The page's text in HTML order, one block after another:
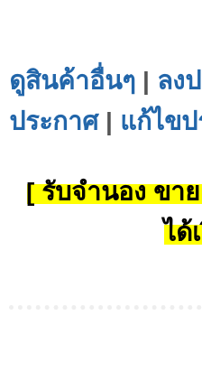
ดูสินค้าอื่นๆ | ลง
ประกาศ| แก้ไข
[ รับจำนอง ขา
ได้